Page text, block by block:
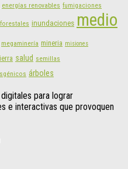
energías renovables fumigaciones
inundaciones medio
megaminería mineria misiones
salud semillas
árboles
para lograr
e interactivas que provoquen